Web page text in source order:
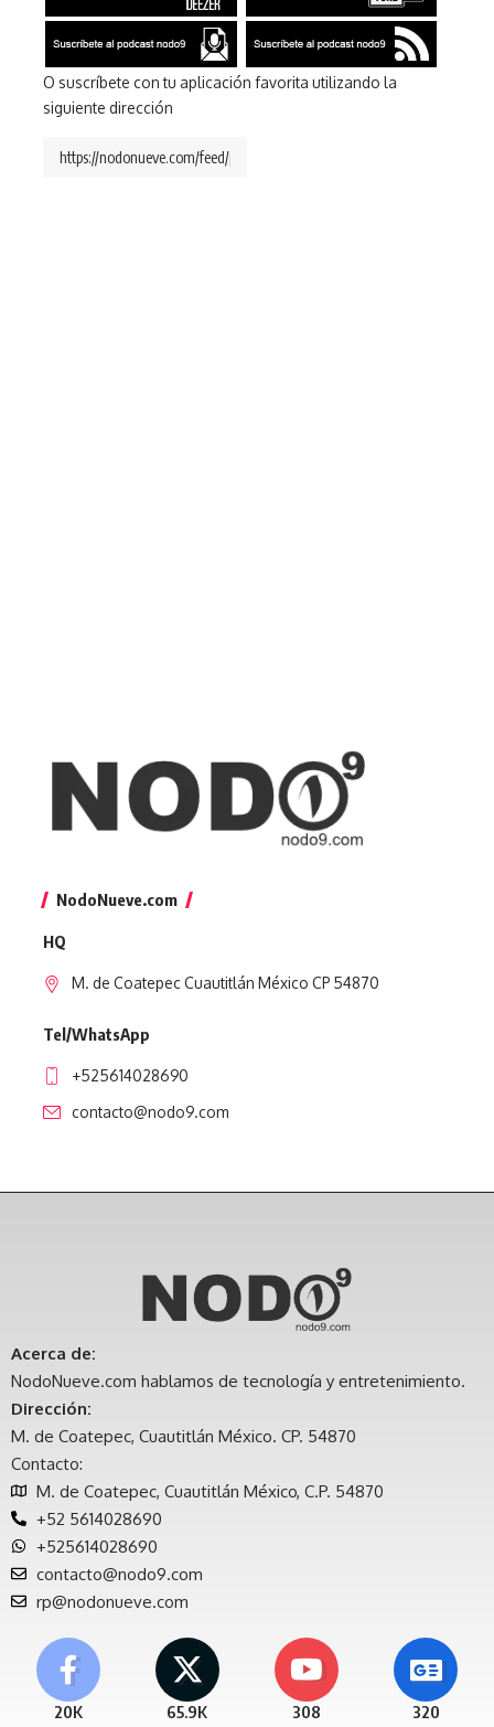
O suscríbete con tu aplicación favorita utilizando la
siguiente dirección
NodoNueve.com
HQ
M. de Coatepec Cuautitlán México CP 54870
Tel/WhatsApp
+525614028690
contacto@nodo9.com
Acerca de:
NodoNueve.com hablamos de tecnología y entretenimiento.
Dirección:
M. de Coatepec, Cuautitlán México. CP. 54870
Contacto:
M. de Coatepec, Cuautitlán México, C.P. 54870
+52 5614028690
+525614028690
contacto@nodo9.com
rp@nodonueve.com
20K 65.9K 308 320